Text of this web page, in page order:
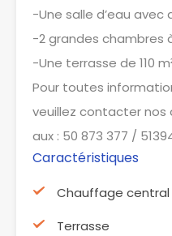
-Une salle d’eau avec
-2 grandes chambres
-Une terrasse de 110
Pour toutes
veuillez contacter nos
aux : 50 873 377 /
Caractéristiques
Chauffage central
Terrasse